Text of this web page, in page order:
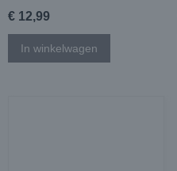
€ 12,99
In winkelwagen